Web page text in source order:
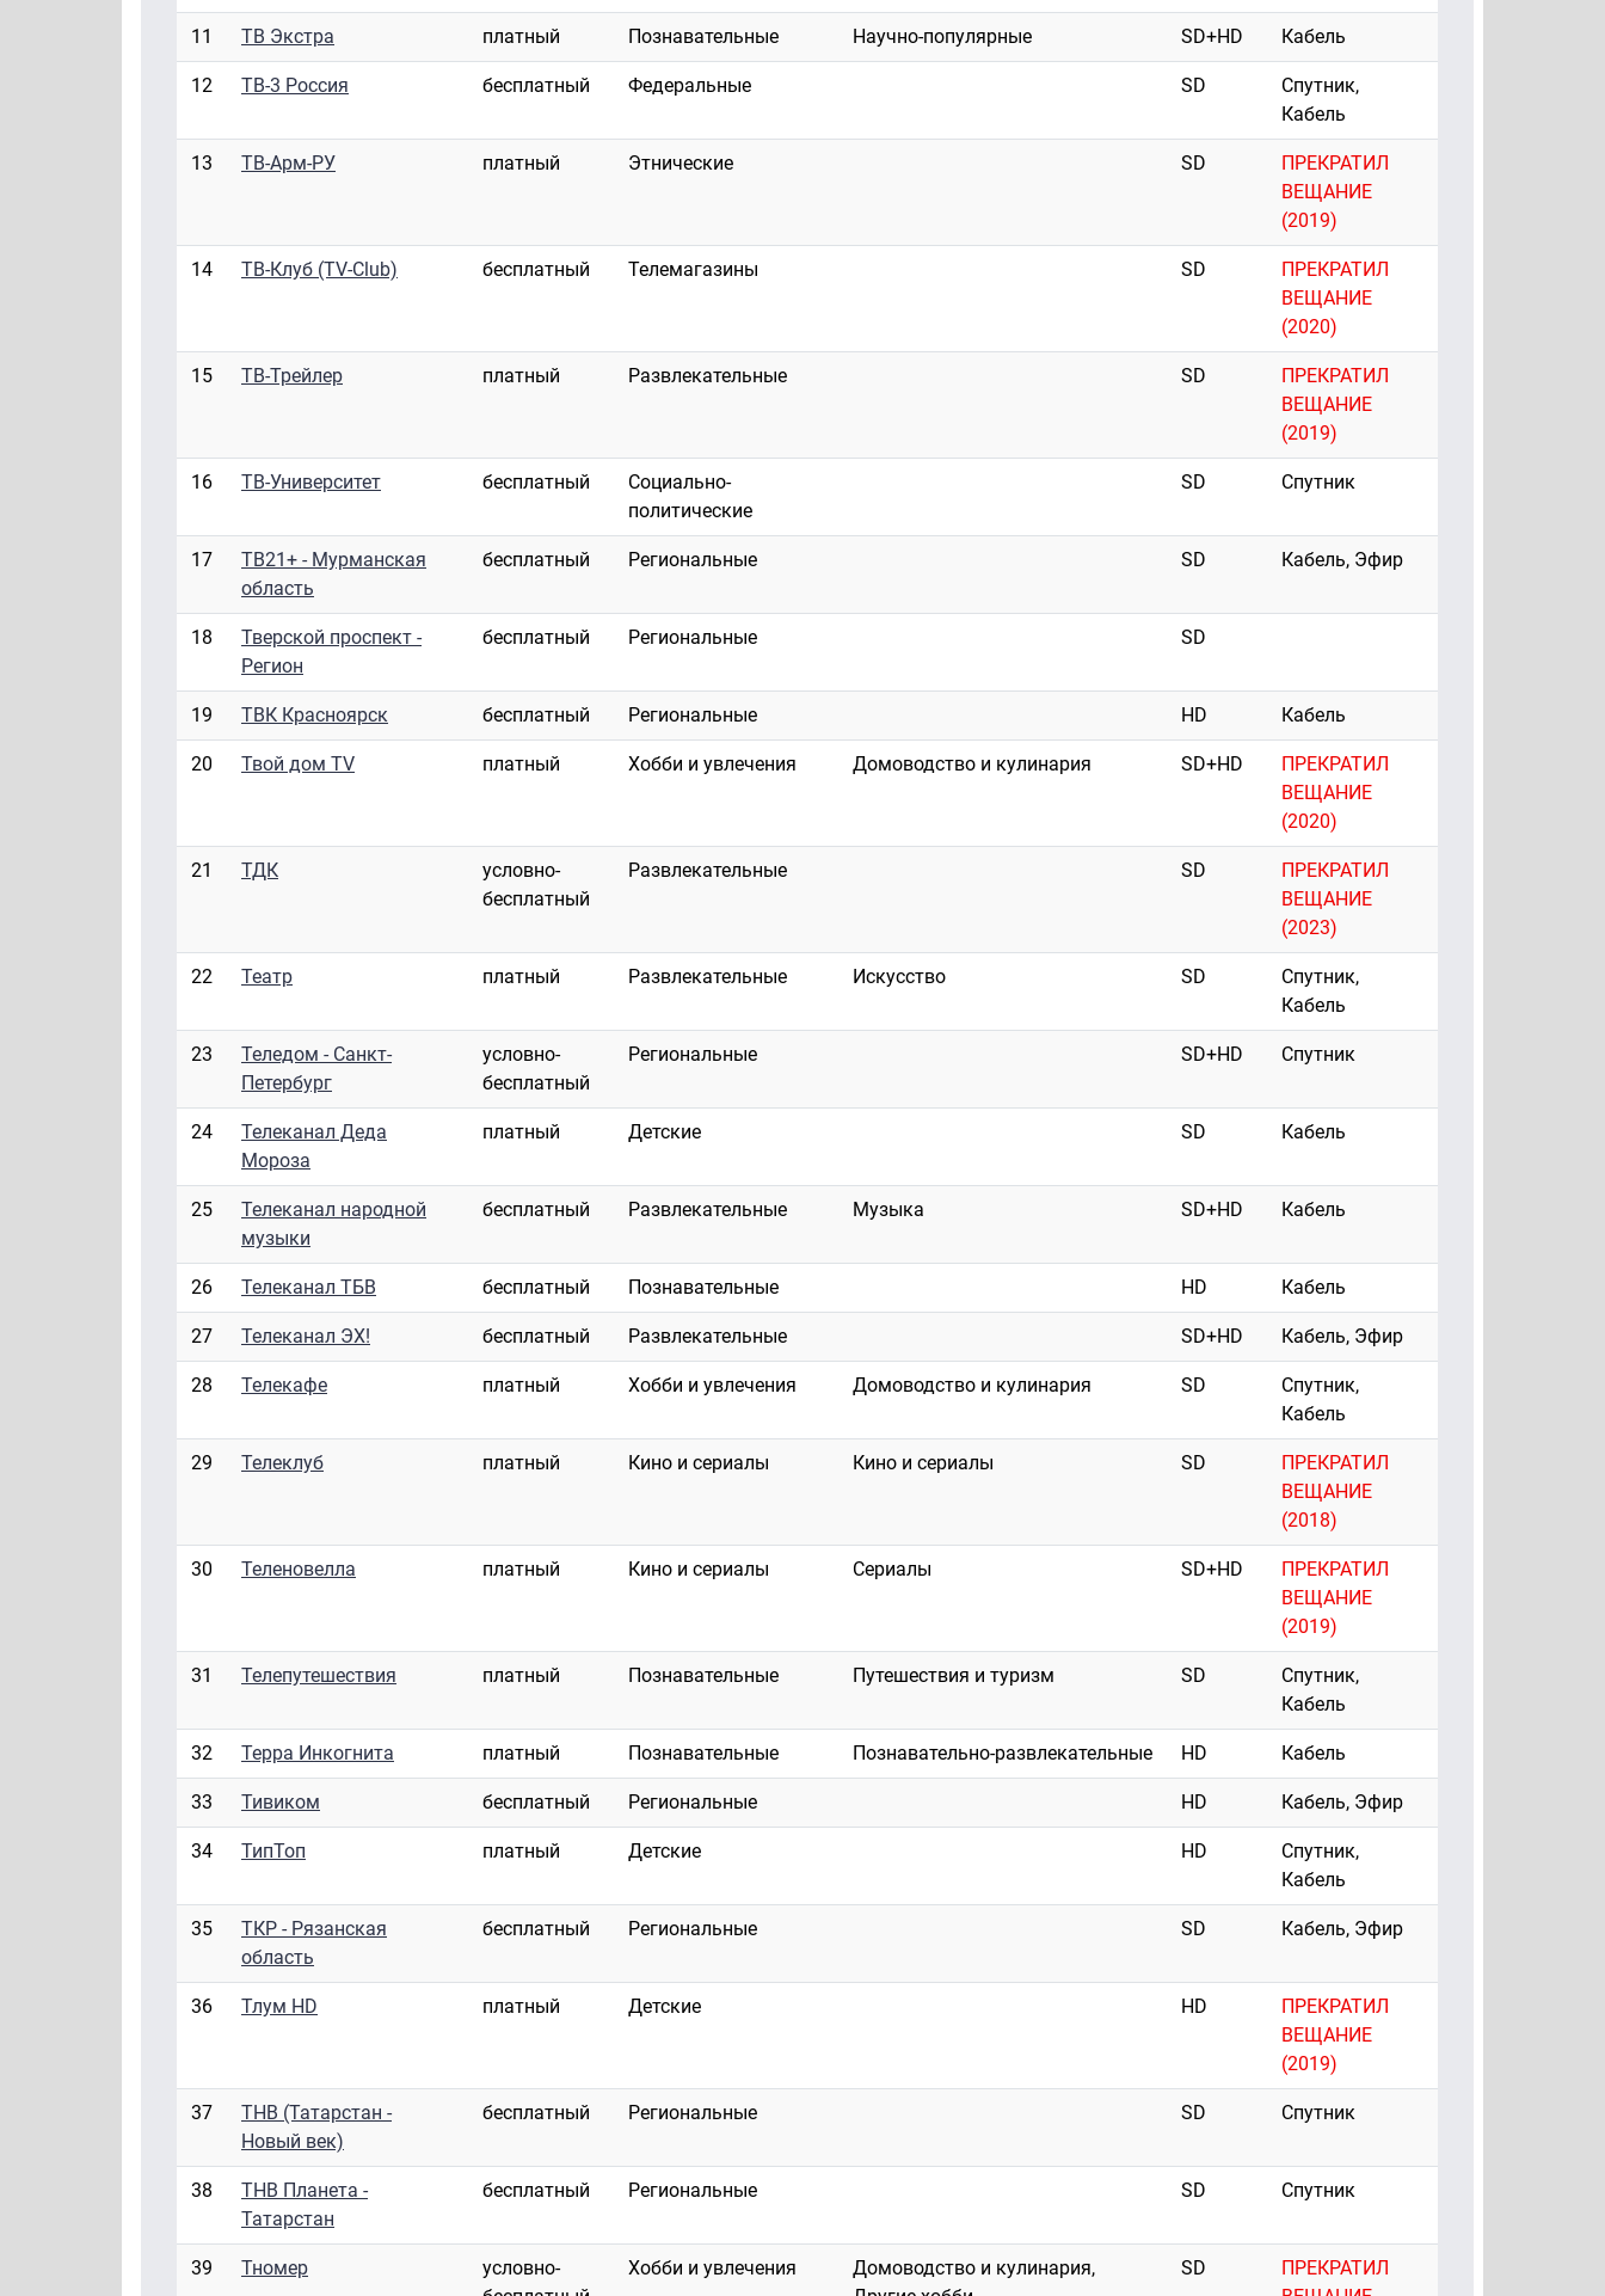
11 ТВ Экстра платный Познавательные Научно-популярные SD+HD Кабель
12 ТВ-3 Россия бесплатный Федеральные SD
Спутник,
Кабель
13 ТВ-Арм-РУ платный Этнические SD
ПРЕКРАТИЛ
ВЕЩАНИЕ
(2019)
14 ТВ-Клуб (TV-Club) бесплатный Телемагазины SD
ПРЕКРАТИЛ
ВЕЩАНИЕ
(2020)
15 ТВ-Трейлер платный Развлекательные SD
ПРЕКРАТИЛ
ВЕЩАНИЕ
(2019)
16 ТВ-Университет бесплатный
Социально-
политические
SD Спутник
17
ТВ21+ - Мурманская
область
бесплатный Региональные SD Кабель, Эфир
18
Тверской проспект -
Регион
бесплатный Региональные SD
19 ТВК Красноярск бесплатный Региональные HD Кабель
20 Твой дом TV платный Хобби и увлечения Домоводство и кулинария SD+HD
ПРЕКРАТИЛ
ВЕЩАНИЕ
(2020)
21 ТДК
условно-
бесплатный
Развлекательные SD
ПРЕКРАТИЛ
ВЕЩАНИЕ
(2023)
22 Театр платный Развлекательные Искусство SD
Спутник,
Кабель
23
Теледом - Санкт-
Петербург
условно-
бесплатный
Региональные SD+HD Спутник
24
Телеканал Деда
Мороза
платный Детские SD Кабель
25
Телеканал народной
музыки
бесплатный Развлекательные Музыка SD+HD Кабель
26 Телеканал ТБВ бесплатный Познавательные HD Кабель
27 Телеканал ЭХ! бесплатный Развлекательные SD+HD Кабель, Эфир
28 Телекафе платный Хобби и увлечения Домоводство и кулинария SD
Спутник,
Кабель
29 Телеклуб платный Кино и сериалы Кино и сериалы SD
ПРЕКРАТИЛ
ВЕЩАНИЕ
(2018)
30 Теленовелла платный Кино и сериалы Сериалы SD+HD
ПРЕКРАТИЛ
ВЕЩАНИЕ
(2019)
31 Телепутешествия платный Познавательные Путешествия и туризм SD
Спутник,
Кабель
32 Терра Инкогнита платный Познавательные Познавательно-развлекательные HD Кабель
33 Тивиком бесплатный Региональные HD Кабель, Эфир
34 ТипТоп платный Детские HD
Спутник,
Кабель
35
ТКР - Рязанская
область
бесплатный Региональные SD Кабель, Эфир
36 Тлум HD платный Детские HD
ПРЕКРАТИЛ
ВЕЩАНИЕ
(2019)
37
ТНВ (Татарстан -
Новый век)
бесплатный Региональные SD Спутник
38
ТНВ Планета -
Татарстан
бесплатный Региональные SD Спутник
39 Тномер
условно-
Хобби и увлечения
Домоводство и кулинария,
SD
ПРЕКРАТИЛ